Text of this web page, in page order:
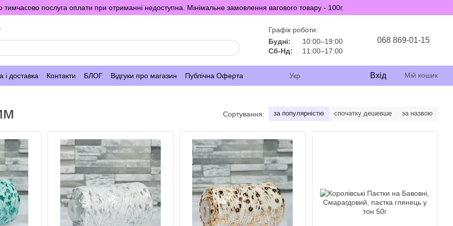
послуга оплати при отриманні недоступна. Мінімальне замовлення вагового товару - 100г.
Графік роботи:
Будні:
10:00–19:00
Сб-Нд:
11:00–17:00
068 869-01-15
і доставка Контакти БЛОГ Відгуки про магазин Публічна Оферта Укр Вхід Мій кошик
Сортування: за популярністю спочатку дешевше за назвою